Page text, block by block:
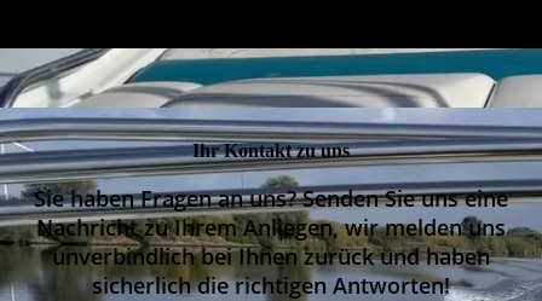
Ihr Kontakt zu uns
Sie haben Fragen an uns? Senden Sie uns eine
Nachricht zu Ihrem Anliegen, wir melden uns
unverbindlich bei Ihnen zurück und haben
sicherlich die richtigen Antworten!